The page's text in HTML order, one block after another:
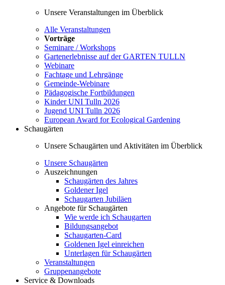
Unsere Veranstaltungen im Überblick
Alle Veranstaltungen
Vorträge
Seminare / Workshops
Gartenerlebnisse auf der GARTEN TULLN
Webinare
Fachtage und Lehrgänge
Gemeinde-Webinare
Pädagogische Fortbildungen
Kinder UNI Tulln 2026
Jugend UNI Tulln 2026
European Award for Ecological Gardening
Schaugärten
Unsere Schaugärten und Aktivitäten im Überblick
Unsere Schaugärten
Auszeichnungen
Schaugärten des Jahres
Goldener Igel
Schaugarten Jubiläen
Angebote für Schaugärten
Wie werde ich Schaugarten
Bildungsangebot
Schaugarten-Card
Goldenen Igel einreichen
Unterlagen für Schaugärten
Veranstaltungen
Gruppenangebote
Service & Downloads